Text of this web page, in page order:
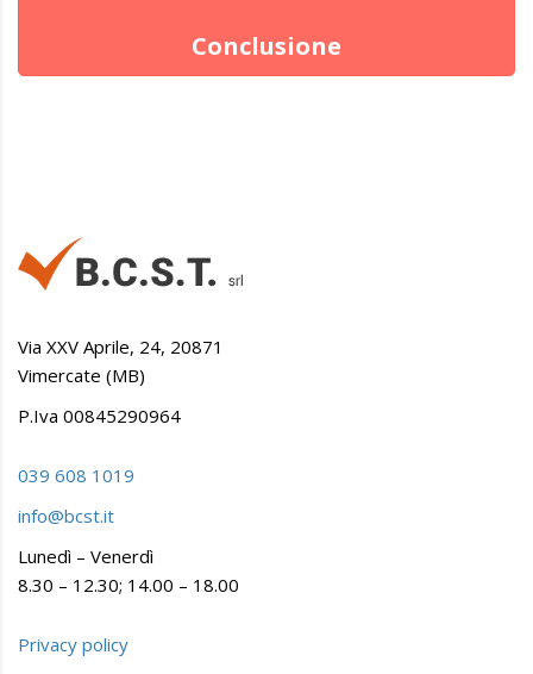
Conclusione
Via XXV Aprile, 24, 20871
Vimercate (MB)
P.Iva 00845290964
039 608 1019
info@bcst.it
Lunedì – Venerdì
8.30 – 12.30; 14.00 – 18.00
Privacy policy